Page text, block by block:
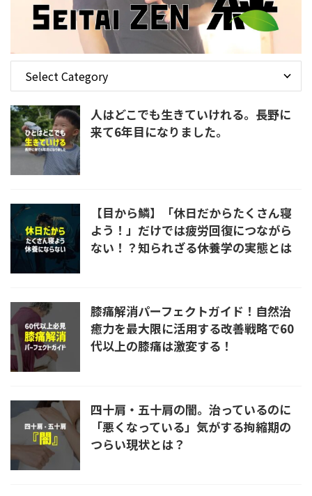
人はどこでも生きていけれる。長野に
来て6年目になりました。
【目から鱗】「休日だからたくさん寝
よう！」だけでは疲労回復につながら
ない！？知られざる休養学の実態とは
膝痛解消パーフェクトガイド！自然治
癒力を最大限に活用する改善戦略で60
代以上の膝痛は激変する！
四十肩・五十肩の闇。治っているのに
「悪くなっている」気がする拘縮期の
つらい現状とは？